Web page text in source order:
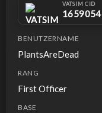
VATSIM CID
1659054
BENUTZERNAME
PlantsAreDead
RANG
First Officer
BASE